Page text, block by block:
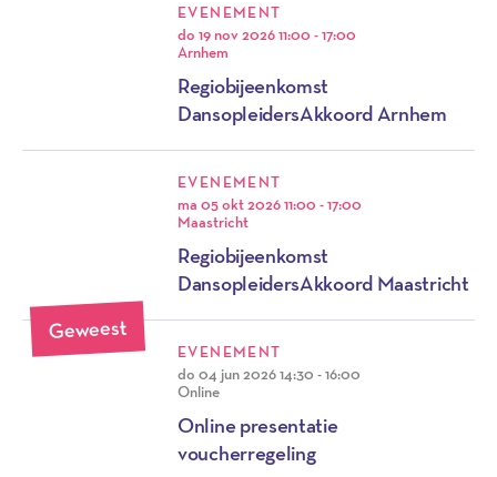
EVENEMENT
do 19 nov 202611:00 - 17:00
Arnhem
Regiobijeenkomst
DansopleidersAkkoord Arnhem
EVENEMENT
ma 05 okt 202611:00 - 17:00
Maastricht
Regiobijeenkomst
DansopleidersAkkoord Maastricht
Geweest
EVENEMENT
do 04 jun 202614:30 - 16:00
Online
Online presentatie
voucherregeling